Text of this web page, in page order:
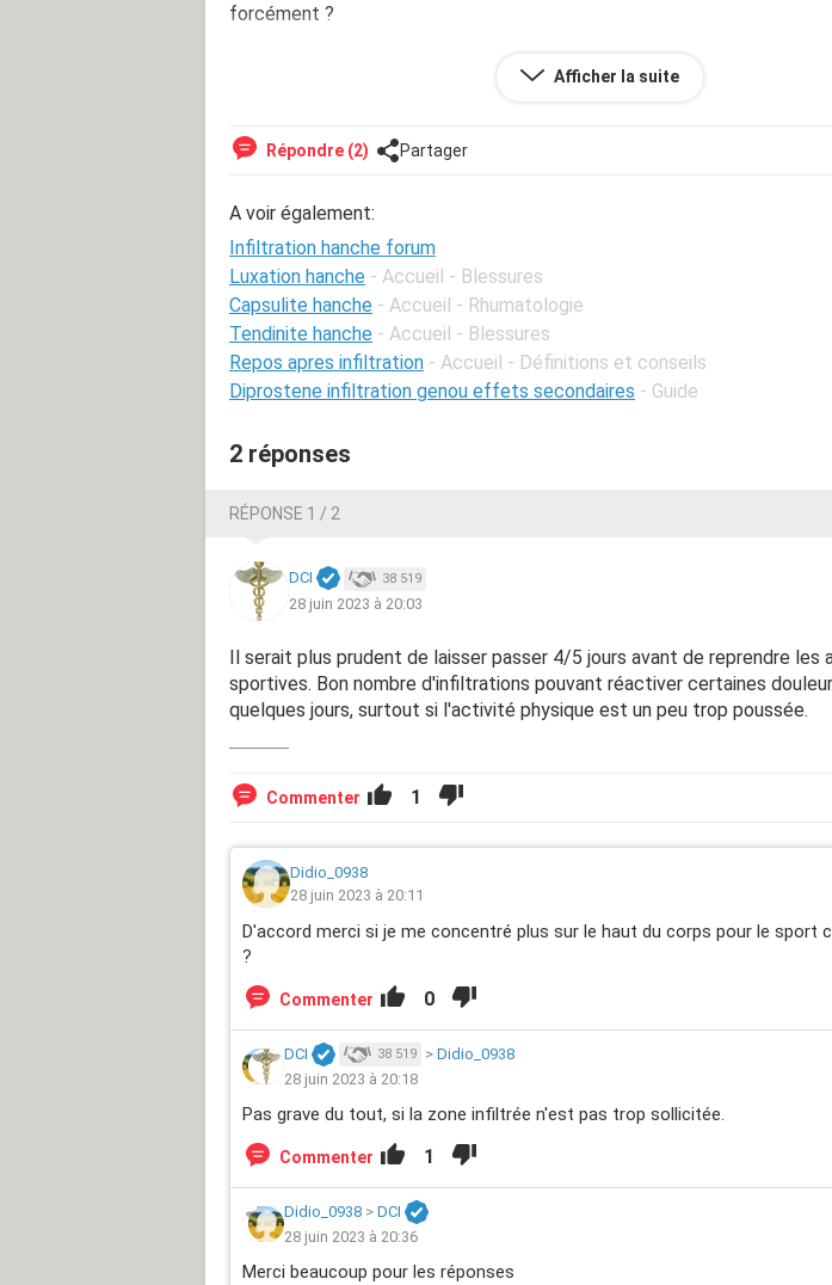
forcément ?
Afficher la suite
Répondre (2) Partager
A voir également:
Infiltration hanche forum
Luxation hanche - Accueil - Blessures
Capsulite hanche - Accueil - Rhumatologie
Tendinite hanche - Accueil - Blessures
Repos apres infiltration - Accueil - Définitions et conseils
Diprostene infiltration genou effets secondaires - Guide
2 réponses
RÉPONSE 1 / 2
DCI 38 519
28 juin 2023 à 20:03
Il serait plus prudent de laisser passer 4/5 jours avant de reprendre les
sportives. Bon nombre d'infiltrations pouvant réactiver certaines
quelques jours, surtout si l'activité physique est un peu trop poussée.
Commenter 1
Didio_0938
28 juin 2023 à 20:11
D'accord merci si je me concentré plus sur le haut du corps pour le sport
?
Commenter 0
DCI 38 519 > Didio_0938
28 juin 2023 à 20:18
Pas grave du tout, si la zone infiltrée n'est pas trop sollicitée.
Commenter 1
Didio_0938 > DCI
28 juin 2023 à 20:36
Merci beaucoup pour les réponses